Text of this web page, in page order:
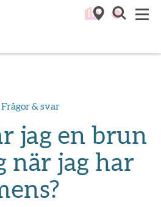
Frågor & svar
jag en brun
när jag har